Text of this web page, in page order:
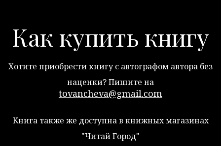
Как купить книгу
Хотите приобрести книгу с автографом автора без
наценки? Пишите на
tovancheva@gmail.com
Книга также же доступна в книжных магазинах
"Читай Город"